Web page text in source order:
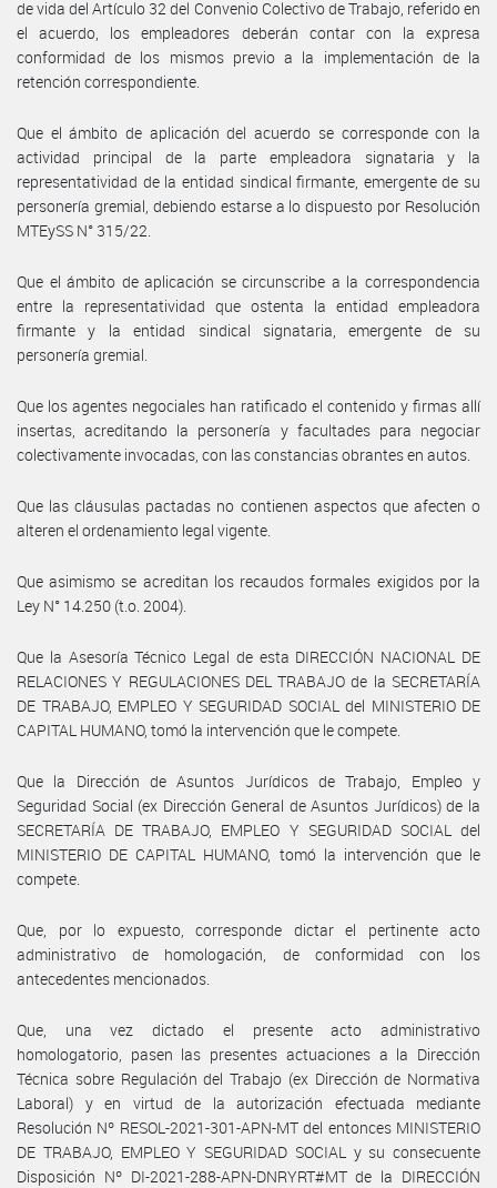
de vida del Artículo 32 del Convenio Colectivo de Trabajo, referido en
el acuerdo, los empleadores deberán contar con la expresa
conformidad de los mismos previo a la implementación de la
retención correspondiente.
Que el ámbito de aplicación del acuerdo se corresponde con la
actividad principal de la parte empleadora signataria y la
representatividad de la entidad sindical firmante, emergente de su
personería gremial, debiendo estarse a lo dispuesto por Resolución
MTEySS N° 315/22.
Que el ámbito de aplicación se circunscribe a la correspondencia
entre la representatividad que ostenta la entidad empleadora
firmante y la entidad sindical signataria, emergente de su
personería gremial.
Que los agentes negociales han ratificado el contenido y firmas allí
insertas, acreditando la personería y facultades para negociar
colectivamente invocadas, con las constancias obrantes en autos.
Que las cláusulas pactadas no contienen aspectos que afecten o
alteren el ordenamiento legal vigente.
Que asimismo se acreditan los recaudos formales exigidos por la
Ley N° 14.250 (t.o. 2004).
Que la Asesoría Técnico Legal de esta DIRECCIÓN NACIONAL DE
RELACIONES Y REGULACIONES DEL TRABAJO de la SECRETARÍA
DE TRABAJO, EMPLEO Y SEGURIDAD SOCIAL del MINISTERIO DE
CAPITAL HUMANO, tomó la intervención que le compete.
Que la Dirección de Asuntos Jurídicos de Trabajo, Empleo y
Seguridad Social (ex Dirección General de Asuntos Jurídicos) de la
SECRETARÍA DE TRABAJO, EMPLEO Y SEGURIDAD SOCIAL del
MINISTERIO DE CAPITAL HUMANO, tomó la intervención que le
compete.
Que, por lo expuesto, corresponde dictar el pertinente acto
administrativo de homologación, de conformidad con los
antecedentes mencionados.
Que, una vez dictado el presente acto administrativo
homologatorio, pasen las presentes actuaciones a la Dirección
Técnica sobre Regulación del Trabajo (ex Dirección de Normativa
Laboral) y en virtud de la autorización efectuada mediante
Resolución Nº RESOL-2021-301-APN-MT del entonces MINISTERIO
DE TRABAJO, EMPLEO Y SEGURIDAD SOCIAL y su consecuente
Disposición Nº DI-2021-288-APN-DNRYRT#MT de la DIRECCIÓN